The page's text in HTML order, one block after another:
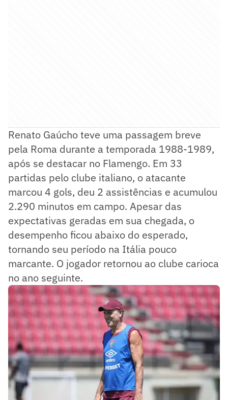
Renato Gaúcho teve uma passagem breve
pela Roma durante a temporada 1988-1989,
após se destacar no Flamengo. Em 33
partidas pelo clube italiano, o atacante
marcou 4 gols, deu 2 assistências e acumulou
2.290 minutos em campo. Apesar das
expectativas geradas em sua chegada, o
desempenho ficou abaixo do esperado,
tornando seu período na Itália pouco
marcante. O jogador retornou ao clube carioca
no ano seguinte.